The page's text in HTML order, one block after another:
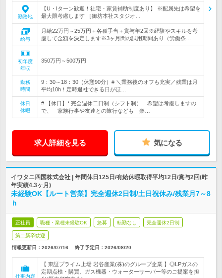
勤務地
【U・Iターン歓迎！社宅・家賃補助制度あり】 ※配属先は希望を
最大限考慮します ［御坊本社スタジオ…
給与
月給22万円～25万円＋各種手当＋賞与年2回※経験やスキルを考
慮して金額を決定します※3ヶ月間の試用期間あり（労働条…
初年度
年収
350万円～500万円
勤務
時間
9：30～18：30（休憩90分）# ＼業務後のオフも充実／残業は月
平均10h！定時退社できる日がほ…
休日
休暇
# 【休日】* 完全週休二日制（シフト制）…希望は考慮しますの
で、 家族行事や友達との旅行なども 楽…
求人詳細を見る 気になる
イワタニ四国株式会社 | 年間休日125日/有給休暇取得平均12日/賞与2回(昨
年実績4.3ヶ月)
未経験OK【ルート営業】完全週休2日制/土日祝休み/残業月7～8
ｈ
正社員 職種・業種未経験OK 急募 転勤なし 完全週休2日制
第二新卒歓迎
情報更新日：2026/07/16 終了予定日： 2026/08/20
仕事内容
【 東証プライム上場 岩谷産業(株)のグループ企業 】◎LPガスの
定期点検・購買、ガス機器・ウォーターサーバー等のご提案を担